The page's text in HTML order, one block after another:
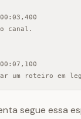
canal.
um roteiro em
segue essa